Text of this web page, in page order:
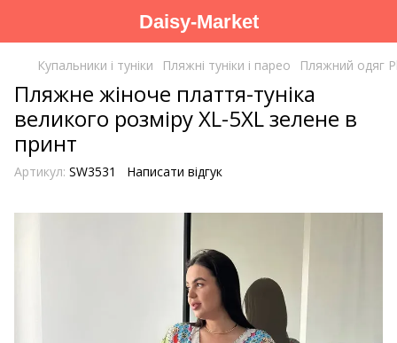
Daisy-Market
Купальники і туніки Пляжні туніки і парео Пляжний одяг
Пляжне жіноче плаття-туніка
великого розміру XL-5XL зелене в
принт
Артикул: SW3531 Написати відгук